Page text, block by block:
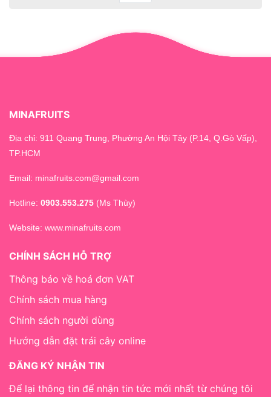
MINAFRUITS
Địa chỉ: 911 Quang Trung, Phường An Hội Tây (P.14, Q.Gò Vấp),
TP.HCM
Email: minafruits.com@gmail.com
Hotline: 0903.553.275 (Ms Thùy)
Website: www.minafruits.com
CHÍNH SÁCH HỖ TRỢ
Thông báo về hoá đơn VAT
Chính sách mua hàng
Chính sách người dùng
Hướng dẫn đặt trái cây online
ĐĂNG KÝ NHẬN TIN
Để lại thông tin để nhận tin tức mới nhất từ chúng tôi